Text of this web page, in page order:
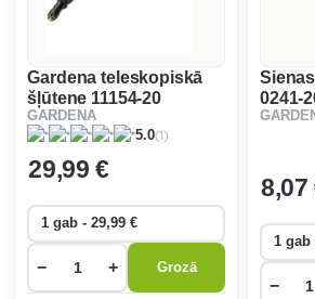
Gardena teleskopiskā
šļūtene 11154-20
GARDENA
5.0(1)
29,99 €
− + Grozā
0241-
8,07
−